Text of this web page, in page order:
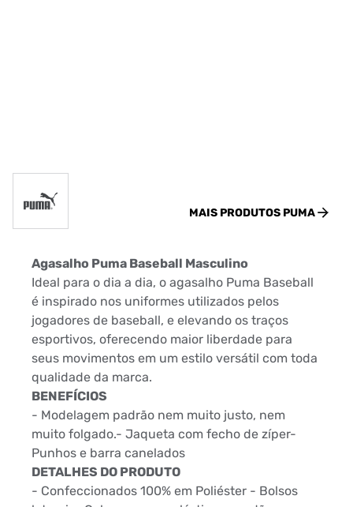
MAIS PRODUTOS PUMA
Agasalho Puma Baseball Masculino
Ideal para o dia a dia, o agasalho Puma Baseball
é inspirado nos uniformes utilizados pelos
jogadores de baseball, e elevando os traços
esportivos, oferecendo maior liberdade para
seus movimentos em um estilo versátil com toda
qualidade da marca.
BENEFÍCIOS
- Modelagem padrão nem muito justo, nem
muito folgado.- Jaqueta com fecho de zíper-
Punhos e barra canelados
DETALHES DO PRODUTO
- Confeccionados 100% em Poliéster - Bolsos